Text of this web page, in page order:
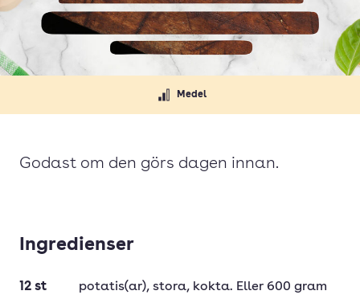
Medel
Godast om den görs dagen innan.
Ingredienser
12 st potatis(ar), stora, kokta. Eller 600 gram